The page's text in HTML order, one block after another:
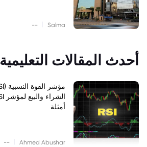
Salma
--
أحدث المقالات التعليمية
أمثلة
Ahmed Abushar
--